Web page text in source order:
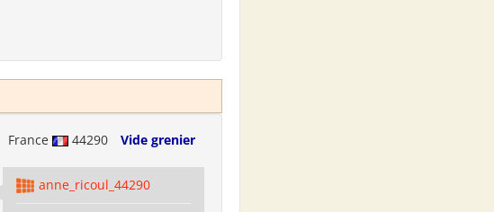
France 44290 Vide grenier
anne_ricoul_44290